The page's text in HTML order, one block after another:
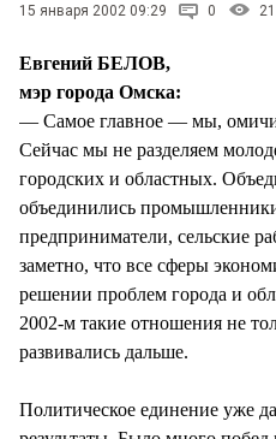
15 января 2002 09:29 0
Евгений БЕЛОВ,
мэр города Омска:
— Самое главное — мы,
Сейчас мы не разделяем
городских и областных.
объединились
предприниматели, сельские
заметно, что все сферы
решении проблем города и
2002-м такие отношения не
развивались дальше.
Политическое единение уже